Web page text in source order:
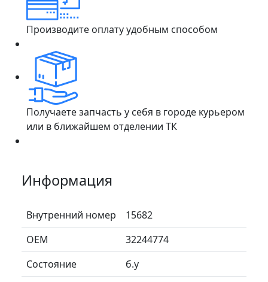
Производите оплату удобным способом
Получаете запчасть у себя в городе курьером
или в ближайшем отделении ТК
Информация
Внутренний номер
15682
ОЕМ
32244774
Состояние
б.у